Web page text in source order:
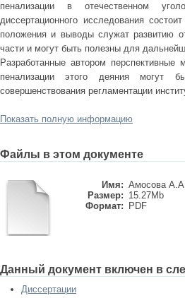
пенализации в отечественном
диссертационного исследования
положения и выводы служат развитию
части и могут быть полезны для
Разработанные автором
пенализации этого деяния могут
совершенствования регламентации
Показать полную информацию
Файлы в этом документе
Имя: Амосова
Размер: 15.27Mb
Формат:
PDF
Данный документ включен в
Диссертации